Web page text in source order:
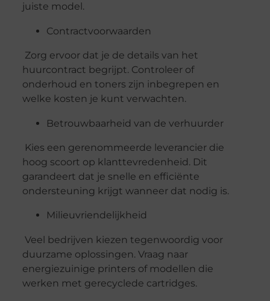
juiste model.
Contractvoorwaarden
Zorg ervoor dat je de details van het
huurcontract begrijpt. Controleer of
onderhoud en toners zijn inbegrepen en
welke kosten je kunt verwachten.
Betrouwbaarheid van de verhuurder
Kies een gerenommeerde leverancier die
hoog scoort op klanttevredenheid. Dit
garandeert dat je snelle en efficiënte
ondersteuning krijgt wanneer dat nodig is.
Milieuvriendelijkheid
Veel bedrijven kiezen tegenwoordig voor
duurzame oplossingen. Vraag naar
energiezuinige printers of modellen die
werken met gerecyclede cartridges.